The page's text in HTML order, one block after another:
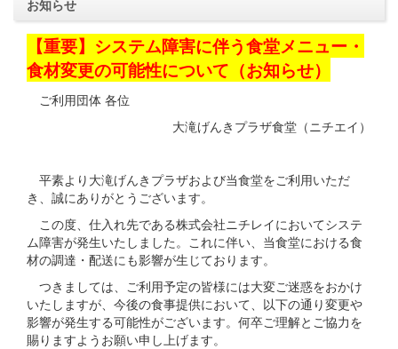
お知らせ
【重要】システム障害に伴う食堂メニュー・
食材変更の可能性について（お知らせ）
ご利用団体 各位
大滝げんきプラザ食堂（ニチエイ）
平素より大滝げんきプラザおよび当食堂をご利用いただ
き、誠にありがとうございます。
この度、仕入れ先である株式会社ニチレイにおいてシステ
ム障害が発生いたしました。これに伴い、当食堂における食
材の調達・配送にも影響が生じております。
つきましては、ご利用予定の皆様には大変ご迷惑をおかけ
いたしますが、今後の食事提供において、以下の通り変更や
影響が発生する可能性がございます。何卒ご理解とご協力を
賜りますようお願い申し上げます。